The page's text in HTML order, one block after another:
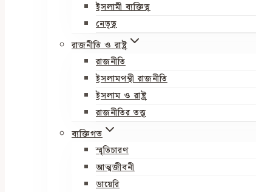
ইসলামী ব্যক্তিত্ব
নেতৃত্ব
রাজনীতি ও রাষ্ট্র
রাজনীতি
ইসলামপন্থী রাজনীতি
ইসলাম ও রাষ্ট্র
রাজনীতির তত্ত্ব
ব্যক্তিগত
স্মৃতিচারণ
আত্মজীবনী
ডায়েরি